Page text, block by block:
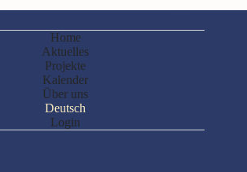
Home
Aktuelles
Projekte
Kalender
Über uns
Deutsch
Login